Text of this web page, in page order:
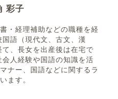
彩子
・経理補助などの職種を経
語（現代文、古文、漢
、長女を出産後は在宅で
人経験や国語の知識を活
ナー、国語などに関するラ
ます。